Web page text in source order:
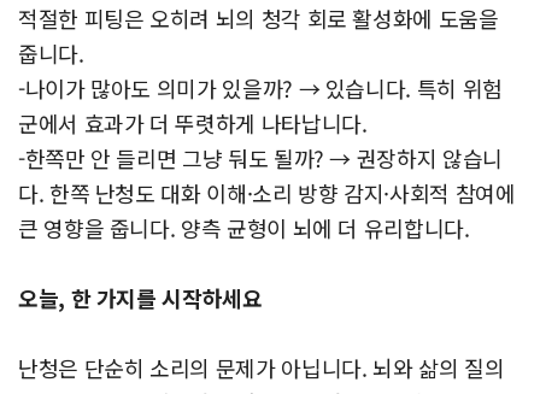
적절한 피팅은 오히려 뇌의 청각 회로 활성화에 도움을
줍니다.
-나이가 많아도 의미가 있을까? → 있습니다. 특히 위험
군에서 효과가 더 뚜렷하게 나타납니다.
-한쪽만 안 들리면 그냥 둬도 될까? → 권장하지 않습니
다. 한쪽 난청도 대화 이해·소리 방향 감지·사회적 참여에
큰 영향을 줍니다. 양측 균형이 뇌에 더 유리합니다.
오늘, 한 가지를 시작하세요
난청은 단순히 소리의 문제가 아닙니다. 뇌와 삶의 질의